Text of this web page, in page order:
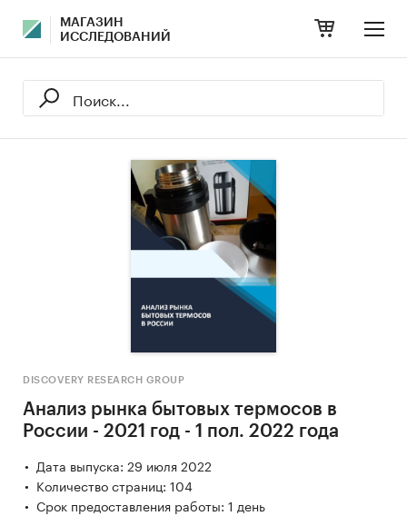
МАГАЗИН
ИССЛЕДОВАНИЙ
DISCOVERY RESEARCH GROUP
Анализ рынка бытовых термосов в
России - 2021 год - 1 пол. 2022 года
Дата выпуска: 29 июля 2022
Количество страниц: 104
Срок предоставления работы: 1 день